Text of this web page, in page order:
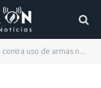
uso de armas nucleares